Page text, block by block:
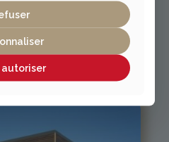
Cusset
97 56 39
sa.fr